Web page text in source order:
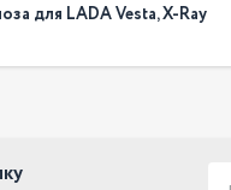
для LADA Vesta, X-Ray